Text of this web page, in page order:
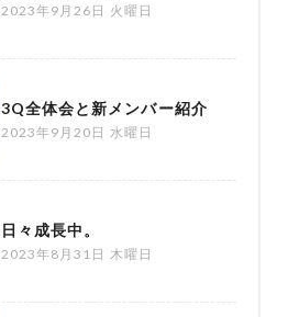
2023年9月26日 火曜日
3Q全体会と新メンバー紹介
2023年9月20日 水曜日
日々成長中。
2023年8月31日 木曜日